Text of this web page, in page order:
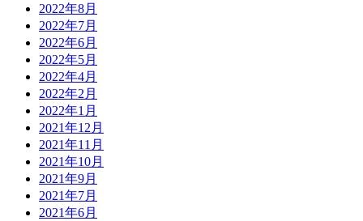
2022年8月
2022年7月
2022年6月
2022年5月
2022年4月
2022年2月
2022年1月
2021年12月
2021年11月
2021年10月
2021年9月
2021年7月
2021年6月